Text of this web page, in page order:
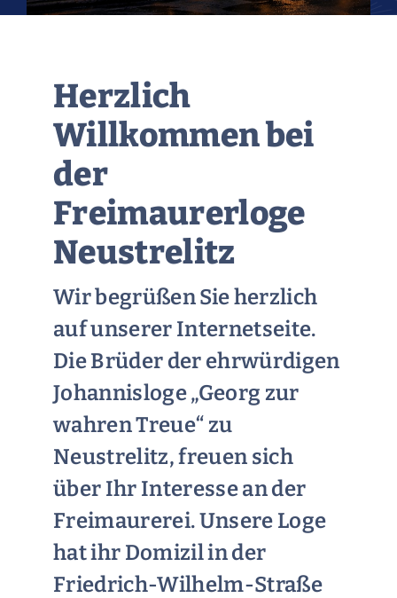
Herzlich
Willkommen bei
der
Freimaurerloge
Neustrelitz
Wir begrüßen Sie herzlich
auf unserer Internetseite.
Die Brüder der ehrwürdigen
Johannisloge „Georg zur
wahren Treue“ zu
Neustrelitz, freuen sich
über Ihr Interesse an der
Freimaurerei. Unsere Loge
hat ihr Domizil in der
Friedrich-Wilhelm-Straße